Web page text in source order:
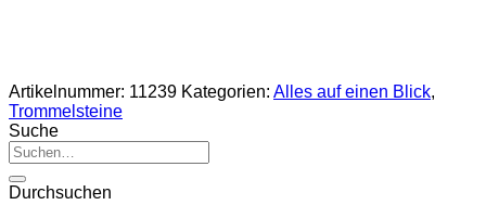
Artikelnummer: 11239 Kategorien: Alles auf einen Blick,
Trommelsteine
Suche
Suche
nach:
Durchsuchen